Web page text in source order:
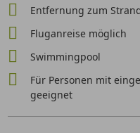
Entfernung zum
Fluganreise möglich
Swimmingpool
Für Personen mit
geeignet